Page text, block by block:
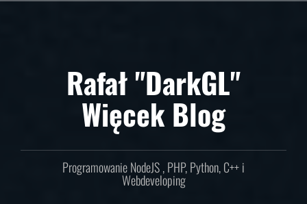
Rafał "DarkGL"
Więcek Blog
Programowanie NodeJS , PHP, Python, C++ i
Webdeveloping